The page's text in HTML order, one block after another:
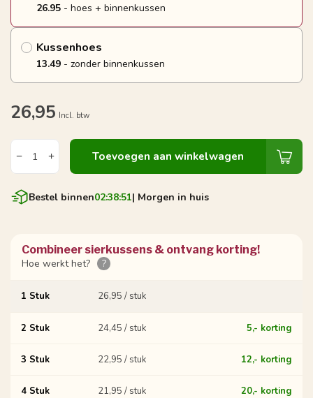
26.95 - hoes + binnenkussen
Kussenhoes
13.49 - zonder binnenkussen
26,95 Incl. btw
Toevoegen aan winkelwagen
Bestel binnen02:38:50| Morgen in huis
Combineer sierkussens & ontvang korting!
Hoe werkt het?
?
1 Stuk 26,95 / stuk
2 Stuk 24,45 / stuk 5,- korting
3 Stuk 22,95 / stuk 12,- korting
4 Stuk 21,95 / stuk
20,- korting